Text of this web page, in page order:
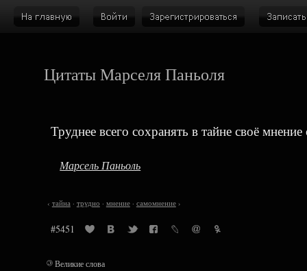
Цитаты Марселя Паньоля
Труднее всего сохранять в тайне своё мнение
Марсель Паньоль
‹ тайна· трудно · мнение· самомнение›
#5451
©Великие слова